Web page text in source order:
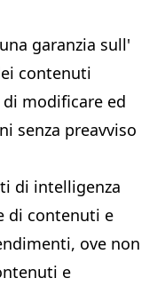
garanzia sull'
contenuti
modificare ed
senza preavviso
di intelligenza
di contenuti e
ove non
e